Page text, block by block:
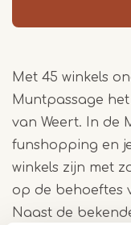
Met 45 winkels
Muntpassage
van Weert. In de
funshopping en
winkels zijn met
op de behoeftes
Naast de